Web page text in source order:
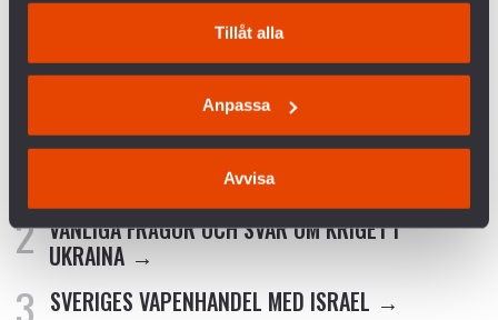
Tillåt alla
Anpassa
Avvisa
FÖRETAGEN INOM VAPENINDUSTRIN
VANLIGA FRÅGOR OCH SVAR OM KRIGET I
UKRAINA
SVERIGES VAPENHANDEL MED ISRAEL